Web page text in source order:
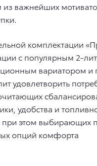
важнейших
комплектации
с популярным 2-
вариатором и
удовлетворить
удобства и
при этом выбирающих
опций комфорта